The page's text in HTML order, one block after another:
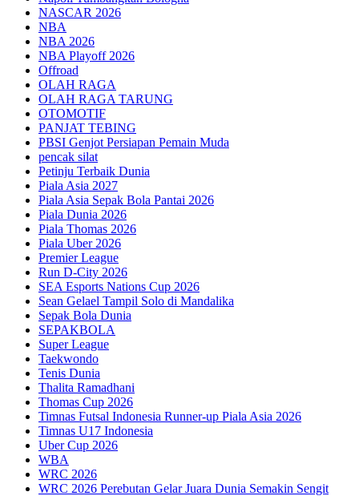
NASCAR 2026
NBA
NBA 2026
NBA Playoff 2026
Offroad
OLAH RAGA
OLAH RAGA TARUNG
OTOMOTIF
PANJAT TEBING
PBSI Genjot Persiapan Pemain Muda
pencak silat
Petinju Terbaik Dunia
Piala Asia 2027
Piala Asia Sepak Bola Pantai 2026
Piala Dunia 2026
Piala Thomas 2026
Piala Uber 2026
Premier League
Run D-City 2026
SEA Esports Nations Cup 2026
Sean Gelael Tampil Solo di Mandalika
Sepak Bola Dunia
SEPAKBOLA
Super League
Taekwondo
Tenis Dunia
Thalita Ramadhani
Thomas Cup 2026
Timnas Futsal Indonesia Runner-up Piala Asia 2026
Timnas U17 Indonesia
Uber Cup 2026
WBA
WRC 2026
WRC 2026 Perebutan Gelar Juara Dunia Semakin Sengit